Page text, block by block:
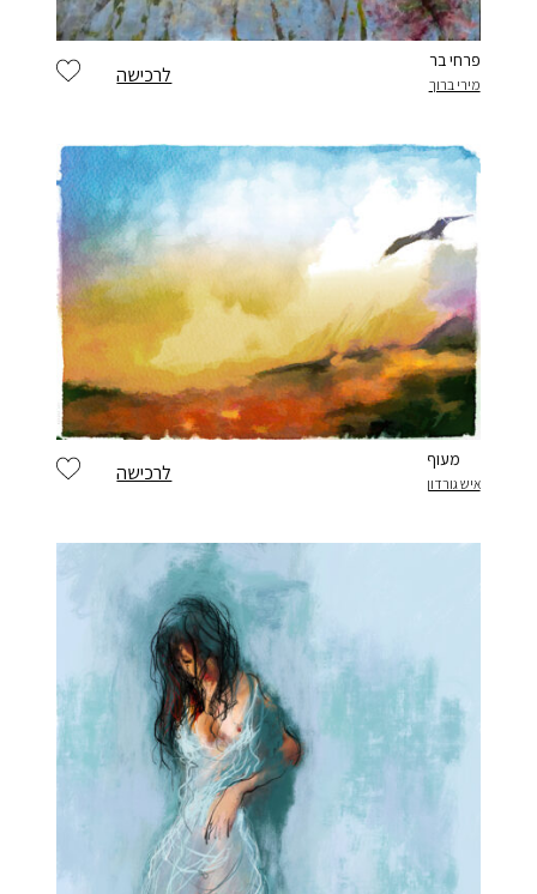
לרכישה
פרחי בר
מירי ברוך
לרכישה
מעוף
איש גורדון